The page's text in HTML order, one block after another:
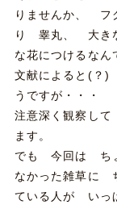
りませんか、
り 睾丸、 大き
な花につけるな
文献によると(？
うですが・・・
注意深く観察し
ます。
でも 今回は ち
なかった雑草に
ている人が いっ